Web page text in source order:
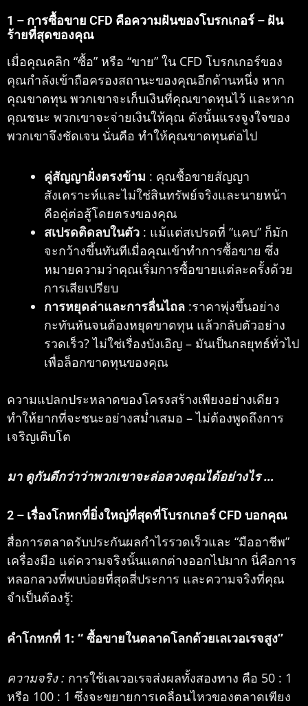
1 – การซื้อขาย CFD คือความฝันของโบรกเกอร์ – ฝัน
ร้ายที่สุดของคุณ
เมื่อคุณคลิก “ซื้อ” หรือ “ขาย” ใน CFD โบรกเกอร์ของ
คุณกำลังเข้าถือครองสถานะของคุณอีกด้านหนึ่ง หาก
คุณขาดทุน พวกเขาจะเก็บเงินที่คุณขาดทุนไว้ และหาก
คุณชนะ พวกเขาจะจ่ายเงินให้คุณ ดังนั้นแรงจูงใจของ
พวกเขาจึงชัดเจน นั่นคือ ทำให้คุณขาดทุนต่อไป
คู่สัญญาฝั่งตรงข้าม : คุณซื้อขายสัญญา
สังเคราะห์และไม่ใช่สินทรัพย์จริงและนายหน้า
คือคู่ต่อสู้โดยตรงของคุณ
สเปรดติดลบในตัว : แม้แต่สเปรดที่ “แคบ” ก็มัก
จะกว้างขึ้นทันทีเมื่อคุณเข้าทำการซื้อขาย ซึ่ง
หมายความว่าคุณเริ่มการซื้อขายแต่ละครั้งด้วย
การเสียเปรียบ
การหยุดล่าและการลื่นไถล :ราคาพุ่งขึ้นอย่าง
กะทันหันจนต้องหยุดขาดทุน แล้วกลับตัวอย่าง
รวดเร็ว? ไม่ใช่เรื่องบังเอิญ – มันเป็นกลยุทธ์ทั่วไป
เพื่อล็อกขาดทุนของคุณ
ความแปลกประหลาดของโครงสร้างเพียงอย่างเดียว
ทำให้ยากที่จะชนะอย่างสม่ำเสมอ – ไม่ต้องพูดถึงการ
เจริญเติบโต
มา ดูกันดีกว่าว่าพวกเขาจะล่อลวงคุณได้อย่างไร …
2 – เรื่องโกหกที่ยิ่งใหญ่ที่สุดที่โบรกเกอร์ CFD บอกคุณ
สื่อการตลาดรับประกันผลกำไรรวดเร็วและ “มืออาชีพ”
เครื่องมือ แต่ความจริงนั้นแตกต่างออกไปมาก นี่คือการ
หลอกลวงที่พบบ่อยที่สุดสี่ประการ และความจริงที่คุณ
จำเป็นต้องรู้:
คำโกหกที่ 1: “ ซื้อขายในตลาดโลกด้วยเลเวอเรจสูง”
ความจริง : การใช้เลเวอเรจส่งผลทั้งสองทาง คือ 50 : 1
หรือ 100 : 1 ซึ่งจะขยายการเคลื่อนไหวของตลาดเพียง